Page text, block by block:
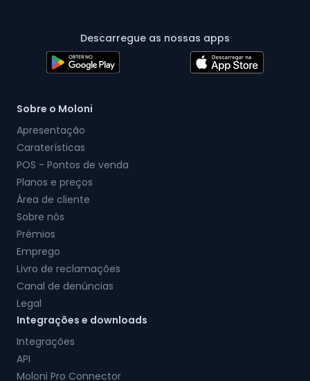
Descarregue as nossas apps
Sobre o Moloni
Apresentação
Caraterísticas
POS - Pontos de venda
Planos e preços
Área de cliente
Sobre nós
Prémios
Emprego
Livro de reclamações
Canal de denúncias
Legal
Integrações e downloads
Integrações
API
Moloni Pro Connector